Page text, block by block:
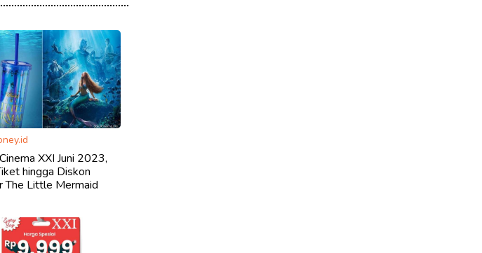
XXI Juni 2023,
hingga Diskon
The Little Mermaid